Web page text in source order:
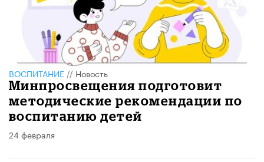
ВОСПИТАНИЕ // Новость
Минпросвещения подготовит
методические рекомендации по
воспитанию детей
24 февраля